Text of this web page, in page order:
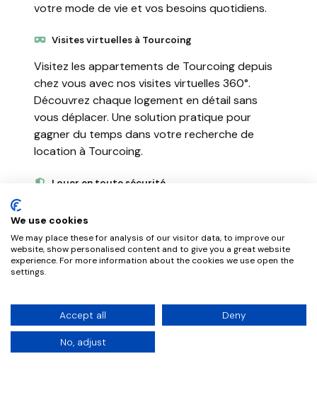
votre mode de vie et vos besoins quotidiens.
Visites virtuelles à Tourcoing
Visitez les appartements de Tourcoing depuis
chez vous avec nos visites virtuelles 360°.
Découvrez chaque logement en détail sans
vous déplacer. Une solution pratique pour
gagner du temps dans votre recherche de
location à Tourcoing.
Louer en toute sécurité
avec un processus 100% en ligne. Constitution
du dossier, signature électronique et paiement
sécurisé. Bénéficiez d'un accompagnement
personnalisé pour votre installation à
We use cookies
We may place these for analysis of our visitor data, to improve our
website, show personalised content and to give you a great website
experience. For more information about the cookies we use open the
settings.
Accept all Deny
No, adjust